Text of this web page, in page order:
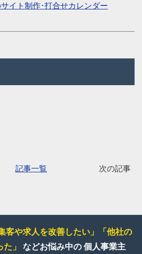
イト制作･打合せカレンダー
記事一覧 次の記事
客や求人を改善したい」
「他社の
た」 などお悩み中の 個人事業主